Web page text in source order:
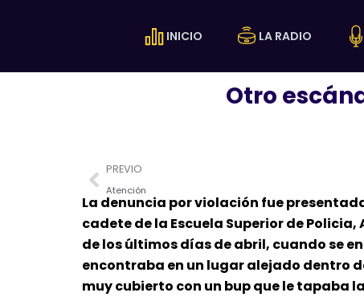
INICIO LA RADIO
Otro
Prev
PREVIO
Atención
La denuncia por violación fue
cadete de la Escuela Superior de
de los últimos días de abril, cuando se
encontraba en un lugar alejado dentro
muy cubierto con un bup que le tapaba